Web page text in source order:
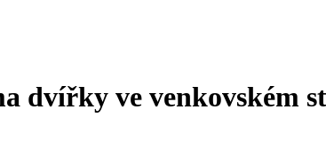
dvířky ve venkovském